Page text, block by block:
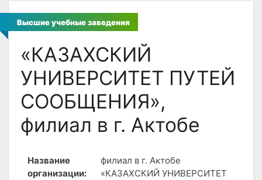
Высшие учебные заведения
«КАЗАХСКИЙ
УНИВЕРСИТЕТ ПУТЕЙ
СООБЩЕНИЯ»,
филиал в г. Актобе
Название
организации:
филиал в г. Актобе
«КАЗАХСКИЙ УНИВЕРСИТЕТ